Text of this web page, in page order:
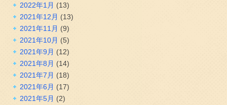
2022年1月 (13)
2021年12月 (13)
2021年11月 (9)
2021年10月 (5)
2021年9月 (12)
2021年8月 (14)
2021年7月 (18)
2021年6月 (17)
2021年5月 (2)